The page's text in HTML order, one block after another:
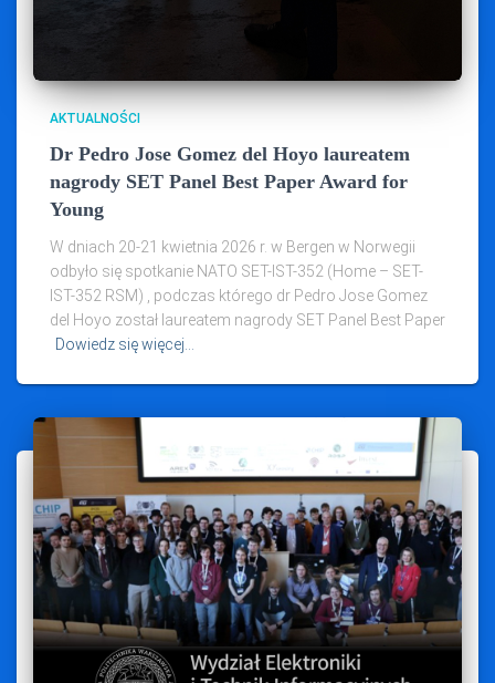
AKTUALNOŚCI
Dr Pedro Jose Gomez del Hoyo laureatem
nagrody SET Panel Best Paper Award for
Young
W dniach 20-21 kwietnia 2026 r. w Bergen w Norwegii
odbyło się spotkanie NATO SET-IST-352 (Home – SET-
IST-352 RSM) , podczas którego dr Pedro Jose Gomez
del Hoyo został laureatem nagrody SET Panel Best Paper
Dowiedz się więcej…